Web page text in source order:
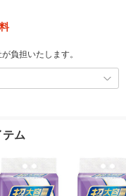
負担いたします。
テム